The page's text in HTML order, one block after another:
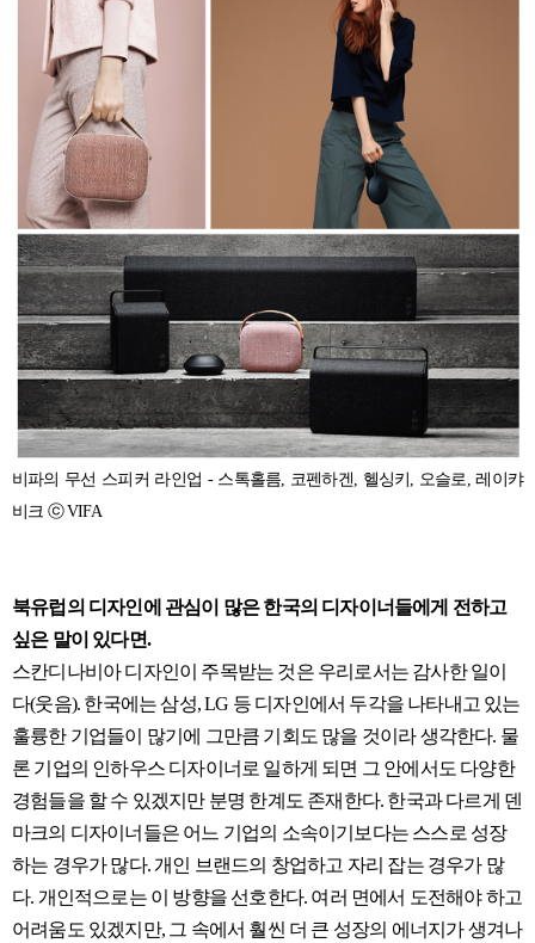
비파의 무선 스피커 라인업 - 스톡홀름, 코펜하겐, 헬싱키, 오슬로, 레이캬
비크 ⓒ VIFA
북유럽의 디자인에 관심이 많은 한국의 디자이너들에게 전하고
싶은 말이 있다면.
스칸디나비아 디자인이 주목받는 것은 우리로서는 감사한 일이
다(웃음). 한국에는 삼성, LG 등 디자인에서 두각을 나타내고 있는
훌륭한 기업들이 많기에 그만큼 기회도 많을 것이라 생각한다. 물
론 기업의 인하우스 디자이너로 일하게 되면 그 안에서도 다양한
경험들을 할 수 있겠지만 분명 한계도 존재한다. 한국과 다르게 덴
마크의 디자이너들은 어느 기업의 소속이기보다는 스스로 성장
하는 경우가 많다. 개인 브랜드의 창업하고 자리 잡는 경우가 많
다. 개인적으로는 이 방향을 선호한다. 여러 면에서 도전해야 하고
어려움도 있겠지만, 그 속에서 훨씬 더 큰 성장의 에너지가 생겨나